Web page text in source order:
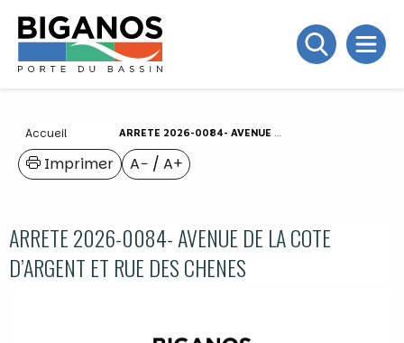
Accueil ARRETE 2026-0084- AVENUE DE LA COTE D’ARGENT ET RUE DES CHENES
A− / A+
Imprimer
ARRETE 2026-0084- AVENUE DE LA COTE
D’ARGENT ET RUE DES CHENES